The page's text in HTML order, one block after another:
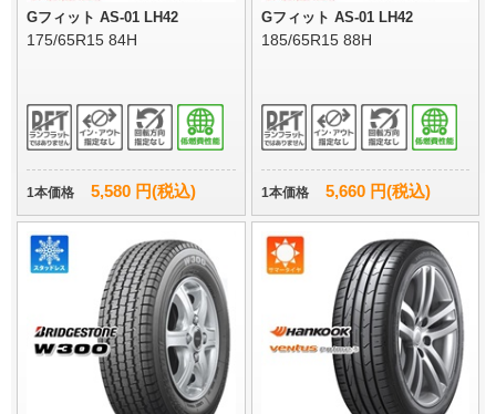
Gフィット AS-01 LH42
175/65R15 84H
1本価格 5,580 円(税込)
Gフィット AS-01 LH42
185/65R15 88H
1本価格 5,660 円(税込)